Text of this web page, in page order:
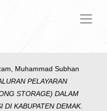
Muhammad Subhan
PELAYARAN
STORAGE) DALAM
DI KABUPATEN DEMAK.